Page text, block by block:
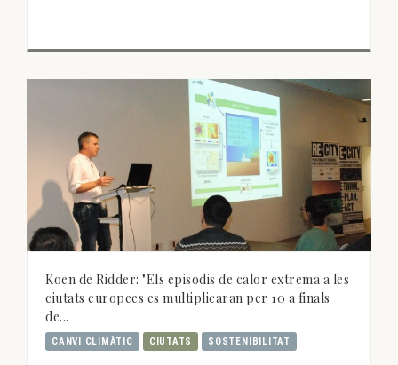
Koen de Ridder: "Els episodis de calor extrema a les
ciutats europees es multiplicaran per 10 a finals
de...
CANVI CLIMÀTIC CIUTATS SOSTENIBILITAT